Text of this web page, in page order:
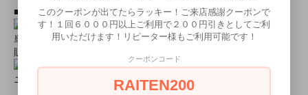
■おすすめオプション小物類■
単品カチューシャやネコ耳などの小物類（1000円程度より多数
販売中）
ニーハイソックス、タイツなど（500円より多数販売中！）
このクーポンが出てたらラッキー！ご来店感謝クーポンで
す！１回６０００円以上ご利用で２００円引きとしてご利
用いただけます！リピーター様もご利用可能です！
クーポンコード
RAITEN200